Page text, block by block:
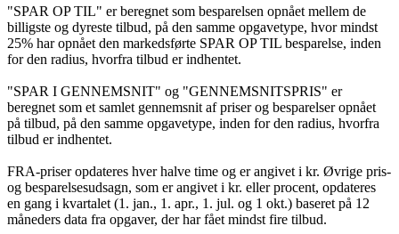
"SPAR OP TIL" er beregnet som besparelsen opnået mellem de
billigste og dyreste tilbud, på den samme opgavetype, hvor mindst
25% har opnået den markedsførte SPAR OP TIL besparelse, inden
for den radius, hvorfra tilbud er indhentet.
"SPAR I GENNEMSNIT" og "GENNEMSNITSPRIS" er
beregnet som et samlet gennemsnit af priser og besparelser opnået
på tilbud, på den samme opgavetype, inden for den radius, hvorfra
tilbud er indhentet.
FRA-priser opdateres hver halve time og er angivet i kr. Øvrige pris-
og besparelsesudsagn, som er angivet i kr. eller procent, opdateres
en gang i kvartalet (1. jan., 1. apr., 1. jul. og 1 okt.) baseret på 12
måneders data fra opgaver, der har fået mindst fire tilbud.